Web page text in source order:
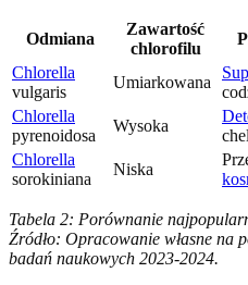
Odmiana
Zawartość
chlorofilu
Chlorella
vulgaris
Umiarkowana
Chlorella
pyrenoidosa
Wysoka
Chlorella
sorokiniana
Niska
Tabela 2: Porównanie
Źródło: Opracowanie własne na
badań naukowych 2023-2024.